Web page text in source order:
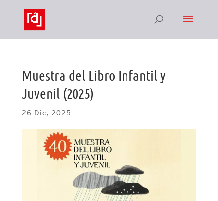
Muestra del Libro Infantil y
Juvenil (2025)
26 Dic, 2025